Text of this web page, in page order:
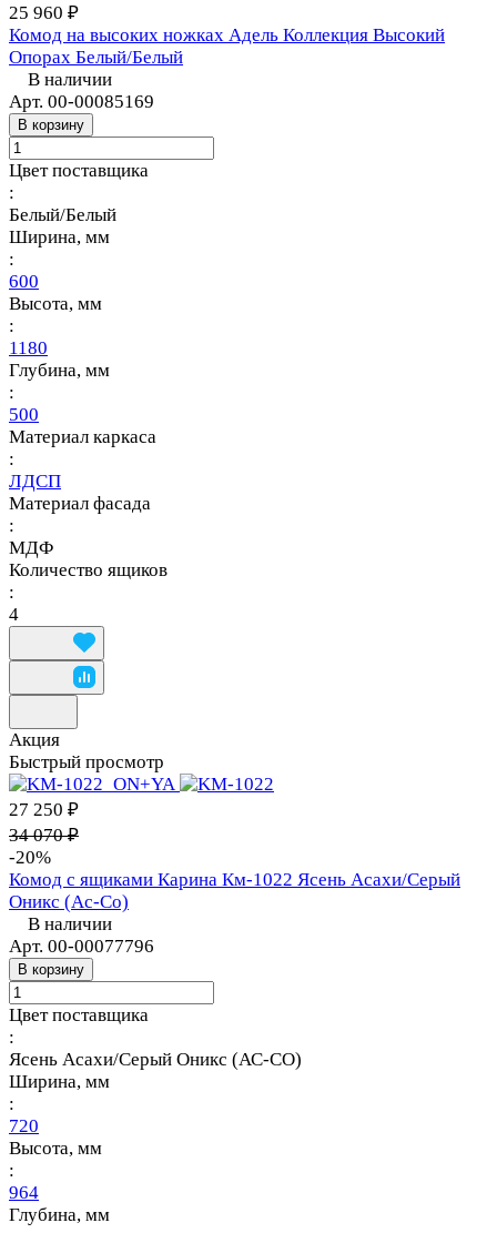
25 960 ₽
Комод на высоких ножках Адель Коллекция Высокий
Опорах Белый/Белый
В наличии
Арт. 00-00085169
В корзину
Цвет поставщика
:
Белый/Белый
Ширина, мм
:
600
Высота, мм
:
1180
Глубина, мм
:
500
Материал каркаса
:
ЛДСП
Материал фасада
:
МДФ
Количество ящиков
:
4
Акция
Быстрый просмотр
27 250 ₽
34 070 ₽
-20%
Комод с ящиками Карина Км-1022 Ясень Асахи/Серый
Оникс (Ас-Со)
В наличии
Арт. 00-00077796
В корзину
Цвет поставщика
:
Ясень Асахи/Серый Оникс (АС-СО)
Ширина, мм
:
720
Высота, мм
:
964
Глубина, мм